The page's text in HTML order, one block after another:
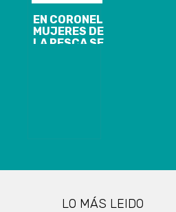
EN CORONEL
MUJERES DE
LA PESCA SE
LO MÁS LEIDO